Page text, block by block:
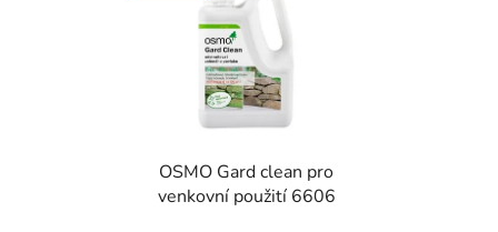
OSMO Gard clean pro
venkovní použití 6606